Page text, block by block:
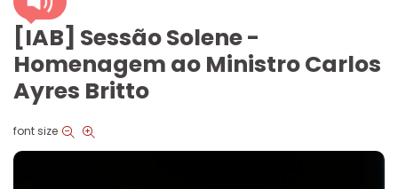
[IAB] Sessão Solene -
Homenagem ao Ministro Carlos
Ayres Britto
font size